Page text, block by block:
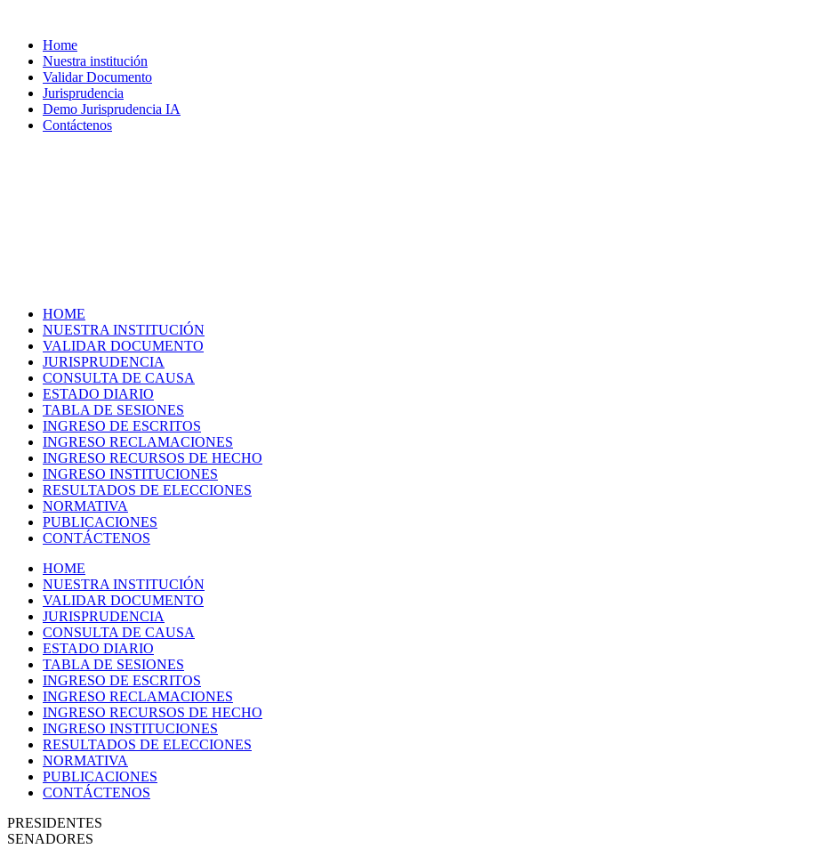
Home
Nuestra institución
Validar Documento
Jurisprudencia
Demo Jurisprudencia IA
Contáctenos
HOME
NUESTRA INSTITUCIÓN
VALIDAR DOCUMENTO
JURISPRUDENCIA
CONSULTA DE CAUSA
ESTADO DIARIO
TABLA DE SESIONES
INGRESO DE ESCRITOS
INGRESO RECLAMACIONES
INGRESO RECURSOS DE HECHO
INGRESO INSTITUCIONES
RESULTADOS DE ELECCIONES
NORMATIVA
PUBLICACIONES
CONTÁCTENOS
HOME
NUESTRA INSTITUCIÓN
VALIDAR DOCUMENTO
JURISPRUDENCIA
CONSULTA DE CAUSA
ESTADO DIARIO
TABLA DE SESIONES
INGRESO DE ESCRITOS
INGRESO RECLAMACIONES
INGRESO RECURSOS DE HECHO
INGRESO INSTITUCIONES
RESULTADOS DE ELECCIONES
NORMATIVA
PUBLICACIONES
CONTÁCTENOS
PRESIDENTES
SENADORES